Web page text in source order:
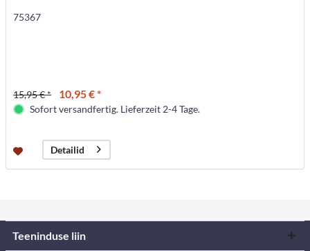
75367
15,95 € * 10,95 € *
Sofort versandfertig. Lieferzeit 2-4 Tage.
Detailid
Teeninduse liin